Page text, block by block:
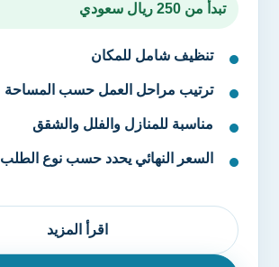
تبدأ من 250 ريال سعودي
تنظيف شامل للمكان
ترتيب مراحل العمل حسب المساحة
مناسبة للمنازل والفلل والشقق
السعر النهائي يحدد حسب نوع الطلب
اقرأ المزيد